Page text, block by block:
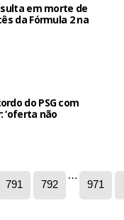
em morte de
da Fórmula 2 na
do PSG com
‘oferta não
791 792
…
971